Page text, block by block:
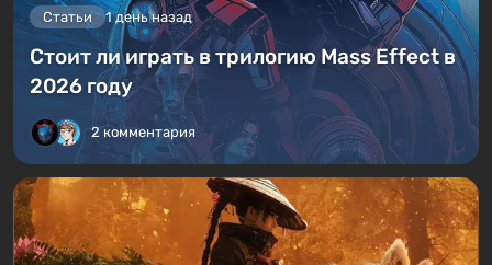
Статьи 1 день назад
Стоит ли играть в трилогию Mass Effect в
2026 году
2 комментария